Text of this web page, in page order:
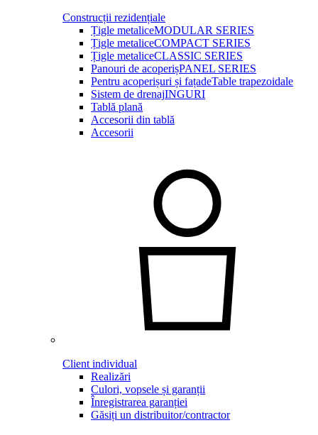
Construcții rezidențiale
Țigle metaliceMODULAR SERIES
Țigle metaliceCOMPACT SERIES
Țigle metaliceCLASSIC SERIES
Panouri de acoperișPANEL SERIES
Pentru acoperișuri și fațadeTable trapezoidale
Sistem de drenajINGURI
Tablă plană
Accesorii din tablă
Accesorii
Client individual
Realizări
Culori, vopsele și garanții
Înregistrarea garanției
Găsiți un distribuitor/contractor